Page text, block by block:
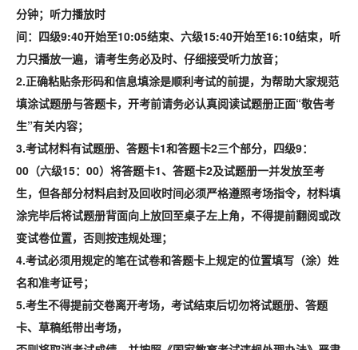
分钟； 听力播放时
间：四级9:40开始至10:05结束、六级15:40开始至16:10结束，听
力只播放一遍，请考生务必及时、仔细接受听力放音；
2.正确粘贴条形码和信息填涂是顺利考试的前提， 为帮助大家规范
填涂试题册与答题卡， 开考前请务必认真阅读试题册正面“敬告考
生”有关内容；
3.考试材料有试题册、答题卡1和答题卡2三个部分，四级9：
00（六级15：00）将答题卡1、答题卡2及试题册一并发放至考
生，但各部分材料启封及回收时间必须严格遵照考场指令，材料填
涂完毕后将试题册背面向上放回至桌子左上角，不得提前翻阅或改
变试卷位置，否则按违规处理；
4.考试必须用规定的笔在试卷和答题卡上规定的位置填写（涂）姓
名和准考证号；
5.考生不得提前交卷离开考场，考试结束后切勿将试题册、答题
卡、草稿纸带出考场，